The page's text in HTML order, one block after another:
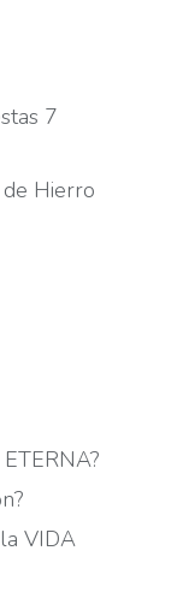
7
Hierro
VIDA